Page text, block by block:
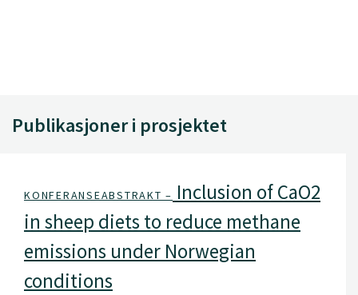
Publikasjoner i prosjektet
KONFERANSEABSTRAKT – Inclusion of CaO2
in sheep diets to reduce methane
emissions under Norwegian
conditions